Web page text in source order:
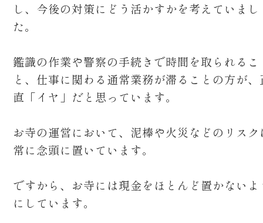
し、今後の対策にどう活かすかを考えていまし
た。
鑑識の作業や警察の手続きで時間を取られるこ
と、仕事に関わる通常業務が滞ることの方が、
直「イヤ」だと思っています。
お寺の運営において、泥棒や火災などのリスク
常に念頭に置いています。
ですから、お寺には現金をほとんど置かないよ
にしています。